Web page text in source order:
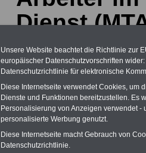
Dienst
Kündigung
PDF-SERVICE
Für nur 15 Euro (inkl. MwSt.)
können Sie mehr als zehn
und Beamte sowie
ausdrucken. Der PDF-
Unsere Website beachtet die Richtlinie zur
europäischer Datenschutzvorschriften
Datenschutzrichtlinie für elektronische
Diese Internetseite verwendet Cookies, um
Dienste und Funktionen bereitzustellen. Es
Personalisierung von Anzeigen verwendet
personalisierte Werbung genutzt.
Diese Internetseite macht Gebrauch von
Datenschutzrichtlinie.